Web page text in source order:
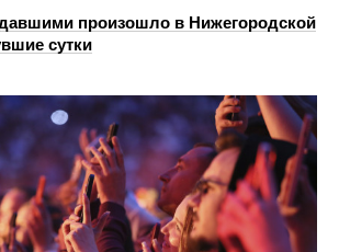
произошло в Нижегородской
сутки